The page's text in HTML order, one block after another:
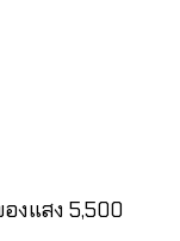
งแสง 5,500